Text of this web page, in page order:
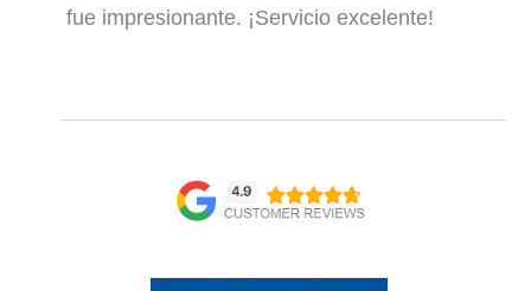
fue impresionante. ¡Servicio excelente!